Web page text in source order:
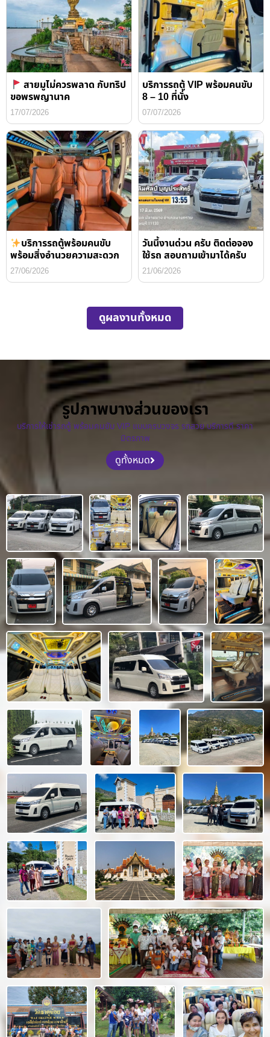
สายมูไม่ควรพลาด กับทริป
ขอพรพญานาค
17/07/2026
บริการรถตู้ VIP พร้อมคนขับ
8 – 10 ที่นั่ง
07/07/2026
บริการรถตู้พร้อมคนขับ
พร้อมสิ่งอำนวยความสะดวก
27/06/2026
วันนี้งานด่วน ครับ ติดต่อจอง
ใช้รถ สอบถามเข้ามาได้ครับ
21/06/2026
ดูผลงานทั้งหมด
รูปภาพบางส่วนของเรา
บริการให้เช่ารถตู้ พร้อมคนขับ VIP แบบครบวงจร รถสวย บริการดี ราคา
มิตรภาพ
ดูทั้งหมด